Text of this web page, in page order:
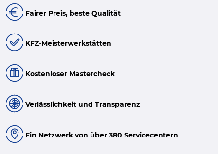
Fairer Preis, beste Qualität
KFZ-Meisterwerkstätten
Kostenloser Mastercheck
Verlässlichkeit und Transparenz
Ein Netzwerk von über 380 Servicecentern